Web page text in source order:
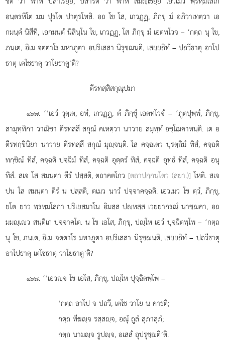
อนฺตรหิโต มม ปุรโต ปาตุรโหสิ. อถ โข โส, เกวฏฺฏ, ภิกฺขุ มํ อภิวาเทตฺวา เอ
กมนฺตํ นิสีทิ, เอกมนฺตํ นิสินฺโน โข, เกวฏฺฏ, โส ภิกฺขุ มํ เอตทโวจ – ‘กตฺถ นุ โข,
ภนฺเต, อิเม จตฺตาโรมหาภูตา อปริเสสา นิรุชฺฌนฺติ, เสยฺยถิทํ – ปถวีธาตุ อาโป
ธาตุ เตโชธาตุ วาโยธาตู’ติ?
ตีรทสฺสิสกุณุปมา
๔๙๗. ‘‘เอวํ วุตฺเต, อหํ, เกวฏฺฏ, ตํ ภิกฺขุํ เอตทโวจํ – ‘ภูตปุพฺพํ, ภิกฺขุ,
สามุทฺทิกา วาณิชา ตีรทสฺสึ สกุณํ คเหตฺวา นาวาย สมุทฺทํ อชฺโฌคาหนฺติ. เต อ
ตีรทกฺขินิยา นาวาย ตีรทสฺสึ สกุณํ มุฺจนฺติ. โส คจฺฉเตว ปุรตฺถิมํ ทิสํ, คจฺฉติ
ทกฺขิณํ ทิสํ, คจฺฉติ ปจฺฉิมํ ทิสํ, คจฺฉติ อุตฺตรํ ทิสํ, คจฺฉติ อุทฺธํ ทิสํ, คจฺฉติ อนุ
ทิสํ. สเจ โส สมนฺตา ตีรํ ปสฺสติ, ตถาคตโกว [ตถาปกฺกนฺโตว (สฺยา.)] โหติ. สเจ
ปน โส สมนฺตา ตีรํ น ปสฺสติ, ตเมว นาวํ ปจฺจาคจฺฉติ. เอวเมว โข ตฺวํ, ภิกฺขุ,
ยโต ยาว พฺรหฺมโลกาปริเยสมาโน อิมสฺส ปฺหสฺส เวยฺยากรณํ นาชฺฌคา, อถ
มมฺเว สนฺติเก ปจฺจาคโต. น โข เอโส, ภิกฺขุ, ปฺโห เอวํ ปุจฺฉิตพฺโพ – ‘กตฺถ
นุ โข, ภนฺเต, อิเม จตฺตาโร มหาภูตา อปริเสสา นิรุชฺฌนฺติ, เสยฺยถิทํ – ปถวีธาตุ
อาโปธาตุ เตโชธาตุ วาโยธาตู’ติ?
๔๙๘. ‘‘เอวฺจ โข เอโส, ภิกฺขุ, ปฺโห ปุจฺฉิตพฺโพ –
‘กตฺถ อาโป จ ปถวี, เตโช วาโย น คาธติ;
กตฺถ ทีฆฺจ รสฺสฺจ, อณุํ ถูลํ สุภาสุภํ;
กตฺถ นามฺจ รูปฺจ, อเสสํ อุปรุชฺฌตี’ติ.